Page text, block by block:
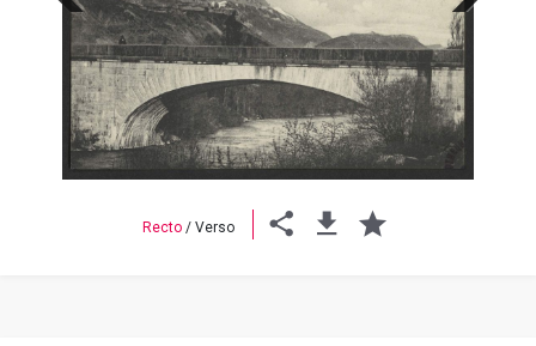
Previous Next
Recto / Verso